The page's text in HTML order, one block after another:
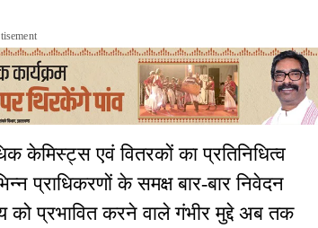
एवं वितरकों का प्रतिनिधित्व
प्राधिकरणों के समक्ष बार-बार निवेदन
प्रभावित करने वाले गंभीर मुद्दे अब तक